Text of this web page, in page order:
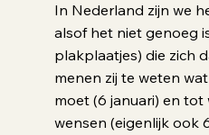
In Nederland zijn we
alsof het niet genoeg
plakplaatjes) die zich
menen zij te weten
moet (6 januari) en tot
wensen (eigenlijk ook